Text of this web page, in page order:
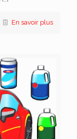
En savoir plus